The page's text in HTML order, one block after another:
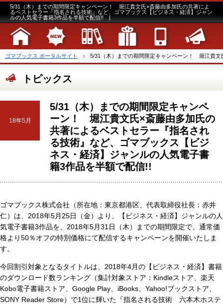
5/31（木）までの期間限定キャンペーン！ 堀江貴文氏×斎藤由多加氏の共著によ
るベストセラー『指名される技術』など、ゴマブックス【ビジネス・経済】ジャン
ルの人気電子書籍3作品を半額で配信!! |
ゴマブックス ポータルサイト 5/31（木）までの期間限定キャンペーン！ 堀江貴文
トピックス
18年5月
5/31（木）までの期間限定キャンペ
ーン！ 堀江貴文氏×斎藤由多加氏の
共著によるベストセラー『指名され
る技術』など、ゴマブックス【ビジ
ネス・経済】ジャンルの人気電子書
籍3作品を半額で配信!!
ゴマブックス株式会社（所在地：東京都港区、代表取締役社長：赤井
仁）は、2018年5月25日（金）より、【ビジネス・経済】ジャンルの人
気電子書籍3作品を、2018年5月31日（木）までの期間限定で、通常価
格より50％オフの特別価格にて配信するキャンペーンを開催いたしま
す。
今回割引対象となるタイトルは、2018年4月の【ビジネス・経済】書籍
のダウンロード数ランキング（集計対象ストア：Kindleストア、楽天
Kobo電子書籍ストア、Google Play、iBooks、Yahoo!ブックストア、
SONY Reader Store）で1位に輝いた『指名される技術 六本木ホステ